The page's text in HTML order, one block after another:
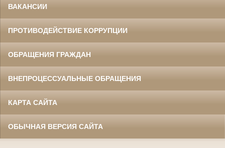
ВАКАНСИИ
ПРОТИВОДЕЙСТВИЕ КОРРУПЦИИ
ОБРАЩЕНИЯ ГРАЖДАН
ВНЕПРОЦЕССУАЛЬНЫЕ ОБРАЩЕНИЯ
КАРТА САЙТА
ОБЫЧНАЯ ВЕРСИЯ САЙТА